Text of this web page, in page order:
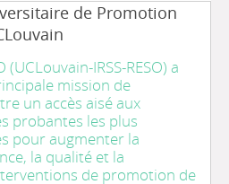
de Promotion
(UCLouvain-IRSS-RESO) a
mission de
un accès aisé aux
probantes les plus
pour augmenter la
la qualité et la
de promotion de